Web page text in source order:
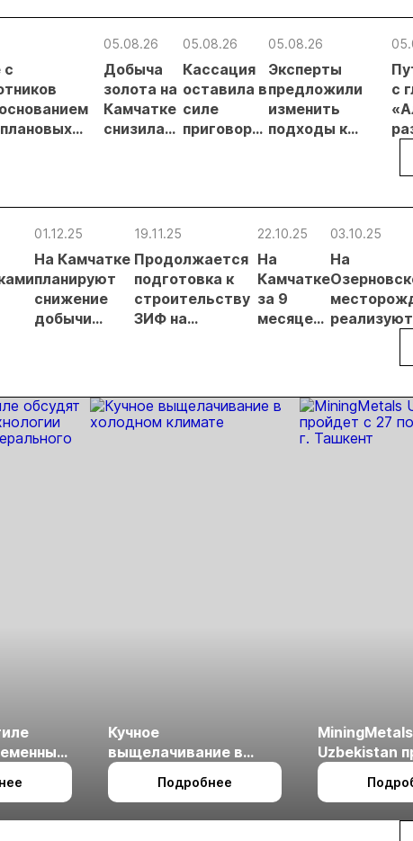
с
05.08.26
Добыча
золота на
Камчатке
снизилась
05.08.26
Кассация
оставила в
силе
приговор
кг золота и
серебра на
05.08.26
Эксперты
предложили
изменить
подходы к
на фоне
реформы
с
01.12.25
На Камчатке
планируют
снижение
добычи
19.11.25
Продолжается
подготовка к
строительству
ЗИФ на
22.10.25
На
Камчатке
за 9
месяцев
03.10.25
На
два
Кучное
выщелачивание в
холодном климате
Подробнее
MiningMetals
Uzbekistan
27 по 29
Ташкент